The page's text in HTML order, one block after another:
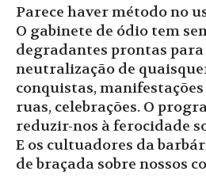
Parece haver método no
O gabinete de ódio tem
degradantes prontas para
neutralização de
conquistas, manifestações
ruas, celebrações. O
reduzir-nos à ferocidade
E os cultuadores da
de braçada sobre nossos